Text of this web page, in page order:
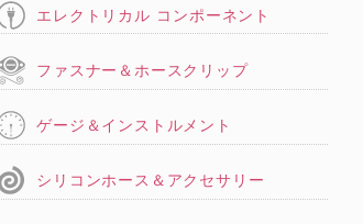
エレクトリカル コンポーネント
ファスナー＆ホースクリップ
ゲージ＆インストルメント
シリコンホース＆アクセサリー